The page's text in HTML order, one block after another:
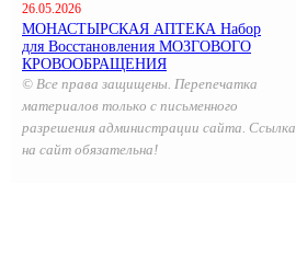
26.05.2026
МОНАСТЫРСКАЯ АПТЕКА Набор
для Восстановления МОЗГОВОГО
КРОВООБРАЩЕНИЯ
© Все права защищены. Перепечатка
материалов только с письменного
разрешения администрации сайта. Ссылка
на сайт обязательна!